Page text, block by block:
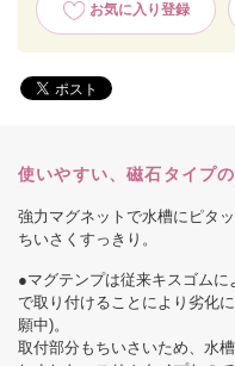
お気に入り登録
使いやすい、磁石タイプ
強力マグネットで水槽にピタ
ちいさくすっきり。
●マグテンプは従来キスゴム
で取り付けることにより劣化
願中)。
取付部分もちいさいため、水